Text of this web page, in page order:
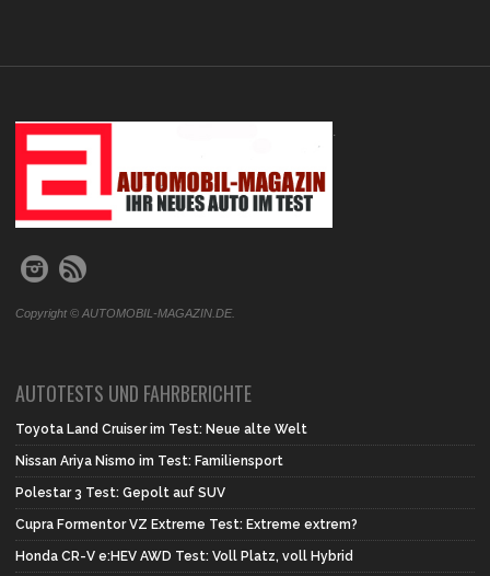
.
Copyright © AUTOMOBIL-MAGAZIN.DE.
AUTOTESTS UND FAHRBERICHTE
Toyota Land Cruiser im Test: Neue alte Welt
Nissan Ariya Nismo im Test: Familiensport
Polestar 3 Test: Gepolt auf SUV
Cupra Formentor VZ Extreme Test: Extreme extrem?
Honda CR-V e:HEV AWD Test: Voll Platz, voll Hybrid